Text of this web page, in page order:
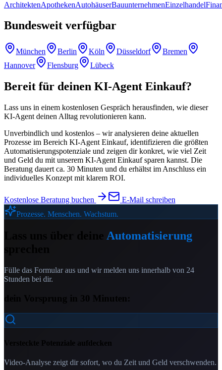
ArchitektenApothekenAutohäuserBauunternehmenEinzelhandel
Bundesweit verfügbar
München Berlin Köln Düsseldorf
Bremen
Hannover
Flensburg Lübeck
Bereit für deinen KI-Agent Einkauf?
Lass uns in einem kostenlosen Gespräch herausfinden, wie dieser
KI-Agent deinen Alltag revolutionieren kann.
Unverbindlich und kostenlos – wir analysieren deine aktuellen
Prozesse im Bereich KI-Agent Einkauf, identifizieren die größten
Automatisierungspotenziale und zeigen dir konkret, wie viel Zeit
und Geld du mit unserem KI-Agent Einkaufsparen kannst. Die
Beratung dauert ca. 30 Minuten und du erhältst im Anschluss ein
individuelles Konzept mit klarem ROI.
Kostenlose Beratung buchen
E-Mail schreiben
Prozesse. Menschen. Wachstum.
Automatisierung
Fülle das Formular aus und wir melden uns innerhalb von 24
Stunden bei dir.
dein Vorsprung in 30 Minuten:
Versteckte Potenziale aufdecken
Video-Analyse zeigt dir sofort, wo du Zeit und Geld verschwenden.